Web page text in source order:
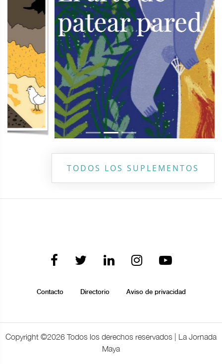
TODOS LOS SUPLEMENTOS
Contacto Directorio Aviso de privacidad
Copyright ©2026 Todos los derechos reservados | La Jornada
Maya